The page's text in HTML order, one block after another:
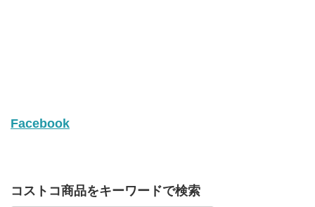
Facebook
コストコ商品をキーワードで検索